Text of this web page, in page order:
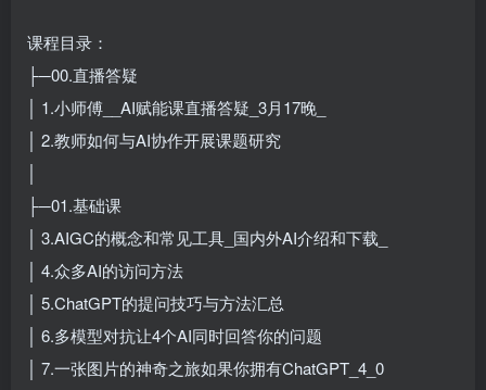
课程目录：
├─00.直播答疑
│ 1.小师傅__AI赋能课直播答疑_3月17晚_
│ 2.教师如何与AI协作开展课题研究
├─01.基础课
│ 3.AIGC的概念和常见工具_国内外AI介绍和下载_
│ 4.众多AI的访问方法
│ 5.ChatGPT的提问技巧与方法汇总
│ 6.多模型对抗让4个AI同时回答你的问题
│ 7.一张图片的神奇之旅如果你拥有ChatGPT_4_0